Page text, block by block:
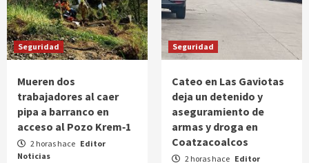
Seguridad
Mueren dos
trabajadores al caer
pipa a barranco en
acceso al Pozo Krem‑1
2 horas hace Editor
Noticias
Seguridad
Cateo en Las Gaviotas
deja un detenido y
aseguramiento de
armas y droga en
Coatzacoalcos
2 horas hace Editor